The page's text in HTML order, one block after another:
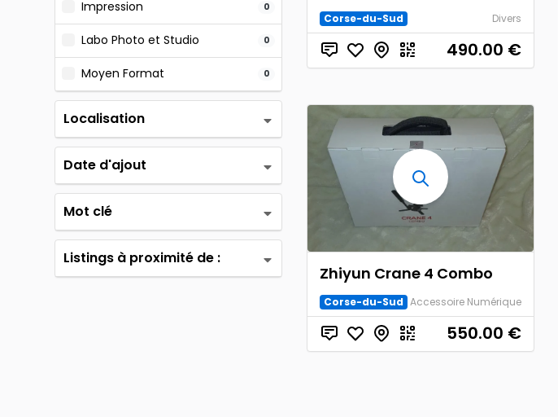
Impression 0
Labo Photo et Studio 0
Moyen Format 0
Localisation
Date d'ajout
Mot clé
Listings à proximité de :
Corse-du-Sud Divers
490.00 €
Zhiyun Crane 4 Combo
Corse-du-Sud Accessoire Numérique
550.00 €